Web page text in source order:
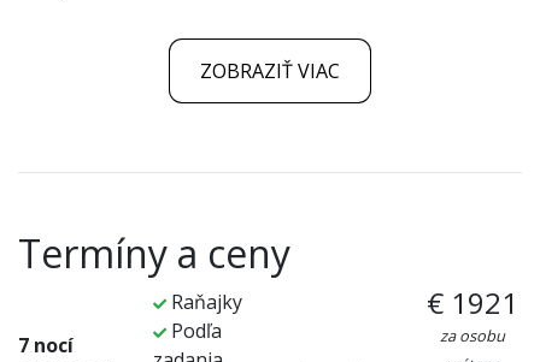
ZOBRAZIŤ VIAC
Termíny a ceny
7 nocí
Raňajky
Podľa
€ 1921
za osobu